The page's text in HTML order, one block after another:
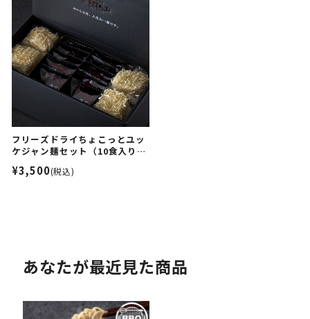
フリーズドライちょこっとユッ
ケジャン麺セット（10食入り／
¥3,500(税込)
あなたが最近見た商品